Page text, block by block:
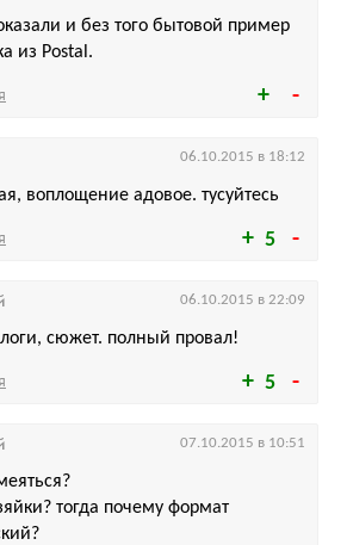
и без того бытовой пример
из Postal.
5
воплощение адовое. тусуйтесь
06.10.2015 в 18:12
5
сюжет. полный провал!
06.10.2015 в 22:09
тогда почему формат
07.10.2015 в 10:51